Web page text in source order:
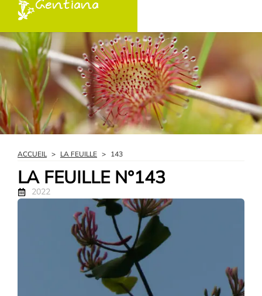
Gentiana
ACCUEIL > LA FEUILLE > 143
LA FEUILLE N°143
2022